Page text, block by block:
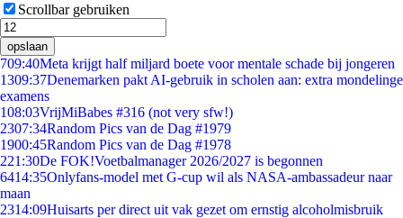
Scrollbar gebruiken
opslaan
709:40Meta krijgt half miljard boete voor mentale schade bij jongeren
1309:37Denemarken pakt AI-gebruik in scholen aan: extra mondelinge
examens
108:03VrijMiBabes #316 (not very sfw!)
2307:34Random Pics van de Dag #1979
1900:45Random Pics van de Dag #1978
221:30De FOK!Voetbalmanager 2026/2027 is begonnen
6414:35Onlyfans-model met G-cup wil als NASA-ambassadeur naar
maan
2314:09Huisarts per direct uit vak gezet om ernstig alcoholmisbruik